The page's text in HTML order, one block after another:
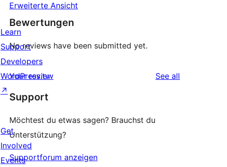
Erweiterte Ansicht
Bewertungen
No reviews have been submitted yet.
Your review See all
Support
Möchtest du etwas sagen? Brauchst du
Unterstützung?
Supportforum anzeigen
Learn
Support
Developers
WordPress.tv
↗
Get
Involved
Events